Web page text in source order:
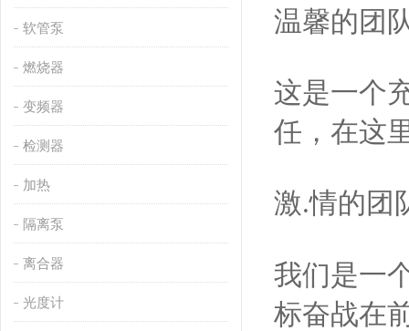
软管泵
燃烧器
变频器
检测器
加热
隔离泵
离合器
光度计
温馨的团
这是一个
任，在这
激.情的团
我们是一
标奋战在